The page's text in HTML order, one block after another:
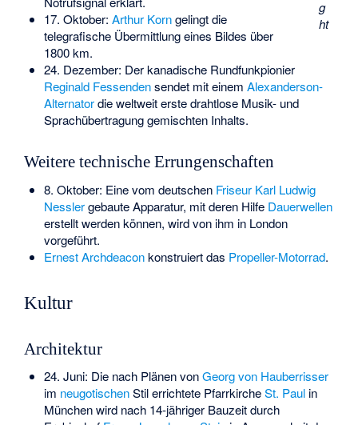
g
ht
17. Oktober: Arthur Korngelingt die
telegrafische Übermittlung eines Bildes über
1800 km.
24. Dezember: Der kanadische Rundfunkpionier
Reginald Fessendensendet mit einem Alexanderson-
Alternatordie weltweit erste drahtlose Musik- und
Sprachübertragung gemischten Inhalts.
Weitere technische Errungenschaften
8. Oktober: Eine vom deutschen Friseur Karl Ludwig
Nesslergebaute Apparatur, mit deren Hilfe Dauerwellen
erstellt werden können, wird von ihm in London
vorgeführt.
Ernest Archdeaconkonstruiert das Propeller-Motorrad.
Kultur
Architektur
24. Juni: Die nach Plänen vonGeorg von Hauberrisser
im neugotischenStil errichtete PfarrkircheSt. Paulin
München wird nach 14-jähriger Bauzeit durch